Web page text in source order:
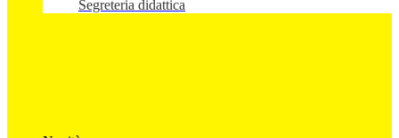
Segreteria didattica